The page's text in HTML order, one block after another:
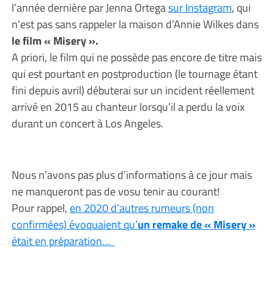
l’année dernière par Jenna Ortegasur Instagram, qui
n’est pas sans rappeler la maison d’Annie Wilkes dans
le film « Misery ».
A priori, le film qui ne possède pas encore de titre mais
qui est pourtant en postproduction (le tournage étant
fini depuis avril) débuterai sur un incident réellement
arrivé en 2015 au chanteur lorsqu’il a perdu la voix
durant un concert à Los Angeles.
Nous n’avons pas plus d’informations à ce jour mais
ne manqueront pas de vosu tenir au courant!
Pour rappel, en 2020 d’autres rumeurs (non
confirmées) évoquaient qu’un remake de « Misery »
était en préparation…